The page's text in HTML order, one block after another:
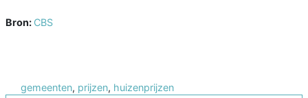
Bron: CBS
gemeenten, prijzen, huizenprijzen